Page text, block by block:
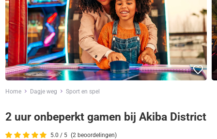
Home Dagje weg Sport en spel
2 uur onbeperkt gamen bij Akiba District
5.0 / 5 (2 beoordelingen)